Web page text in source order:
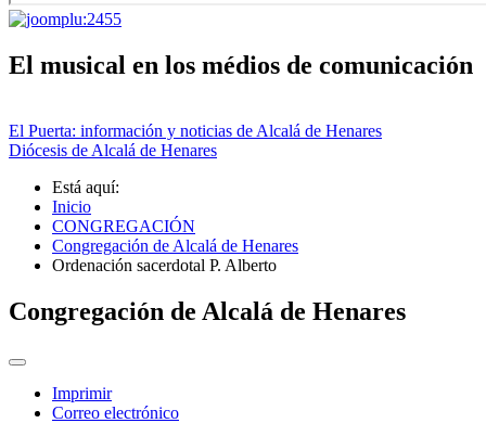
El musical en los médios de comunicación
El Puerta: información y noticias de Alcalá de Henares
Diócesis de Alcalá de Henares
Está aquí:
Inicio
CONGREGACIÓN
Congregación de Alcalá de Henares
Ordenación sacerdotal P. Alberto
Congregación de Alcalá de Henares
Imprimir
Correo electrónico